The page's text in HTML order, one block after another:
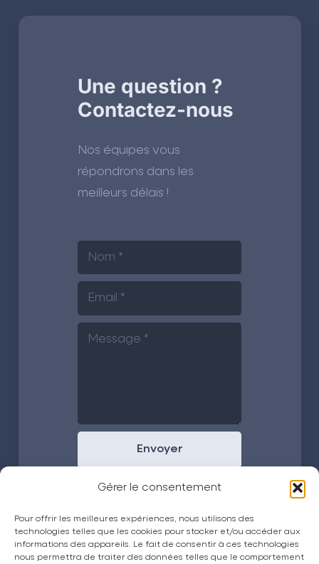
Gérer le consentement
Pour offrir les meilleures expériences, nous utilisons des
technologies telles que les cookies pour stocker et/ou accéder aux
informations des appareils. Le fait de consentir à ces technologies
nous permettra de traiter des données telles que le comportement
Une question ?
Contactez-nous
Nos équipes vous
répondrons dans les
meilleurs délais !
Envoyer